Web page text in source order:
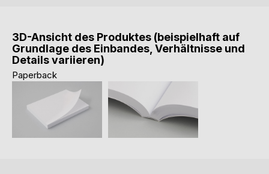
3D-Ansicht des Produktes (beispielhaft auf
Grundlage des Einbandes, Verhältnisse und
Details variieren)
Paperback